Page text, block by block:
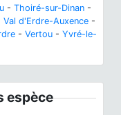
- Thoiré-sur-Dinan -
Val d'Erdre-Auxence -
- Vertou - Yvré-le-
espèce